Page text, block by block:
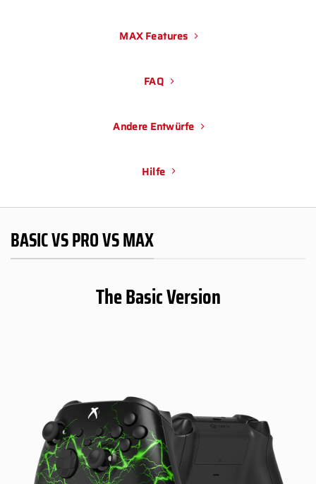
MAX Features
FAQ
Andere Entwürfe
Hilfe
BASIC VS PRO VS MAX
The Basic Version